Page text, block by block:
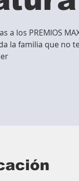
a los PREMIOS
la familia que no